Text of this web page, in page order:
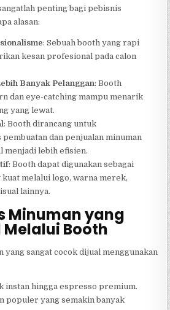
penting bagi pebisnis
alasan:
: Sebuah booth yang rapi
kesan profesional pada calon
Banyak Pelanggan: Booth
dan eye-catching mampu menarik
yang lewat.
: Booth dirancang untuk
dan penjualan minuman
menjadi lebih efisien.
: Booth dapat digunakan sebagai
melalui logo, warna merek,
lainnya.
Minuman yang
Booth
yang sangat cocok dijual menggunakan
instan hingga espresso premium.
populer yang semakin banyak